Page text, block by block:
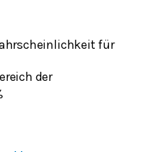
für
der